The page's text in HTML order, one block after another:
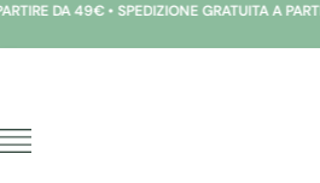
Vai
al
49€ • SPEDIZIONE GRATUITA A